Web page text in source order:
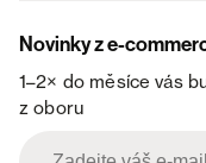
Novinky z e-
1–2× do měsíce vás
z oboru